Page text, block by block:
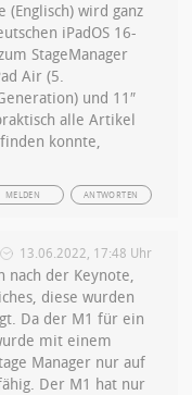
wird ganz
iPadOS 16-
StageManager
Air (5.
und 11″
alle Artikel
konnte,
ANTWORTEN
MELDEN
13.06.2022, 17:48 Uhr
nach der Keynote,
diese wurden
Da der M1 für ein
mit einem
Manager nur auf
Der M1 hat nur